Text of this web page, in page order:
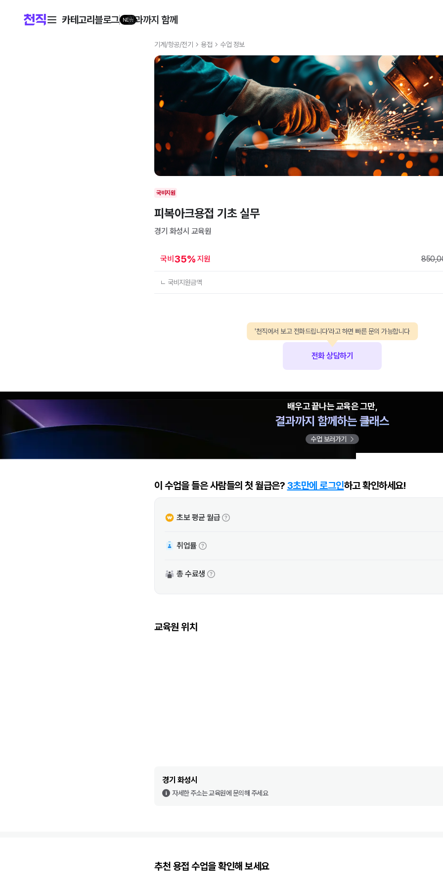
카테고리 블로그 NEW
결과까지 함께
기계/항공/전기 용접 수업 정보
국비지원
피복아크용접 기초 실무
경기 화성시 교육원
국비 35% 지원
ㄴ 국비지원금액
전화 상담하기
'천직에서 보고 전화드립니다'라고 하면 빠른 문의 가능합니다
배우고 끝나는 교육은 그만,
결과까지 함께하는 클래스
수업 보러가기
이 수업을 들은 사람들의 첫 월급은? 3초만에 로그인하고 확인하세요!
초보 평균 월급
취업률
총 수료생
교육원 위치
경기 화성시
자세한 주소는 교육원에 문의해 주세요
추천 용접 수업을 확인해 보세요